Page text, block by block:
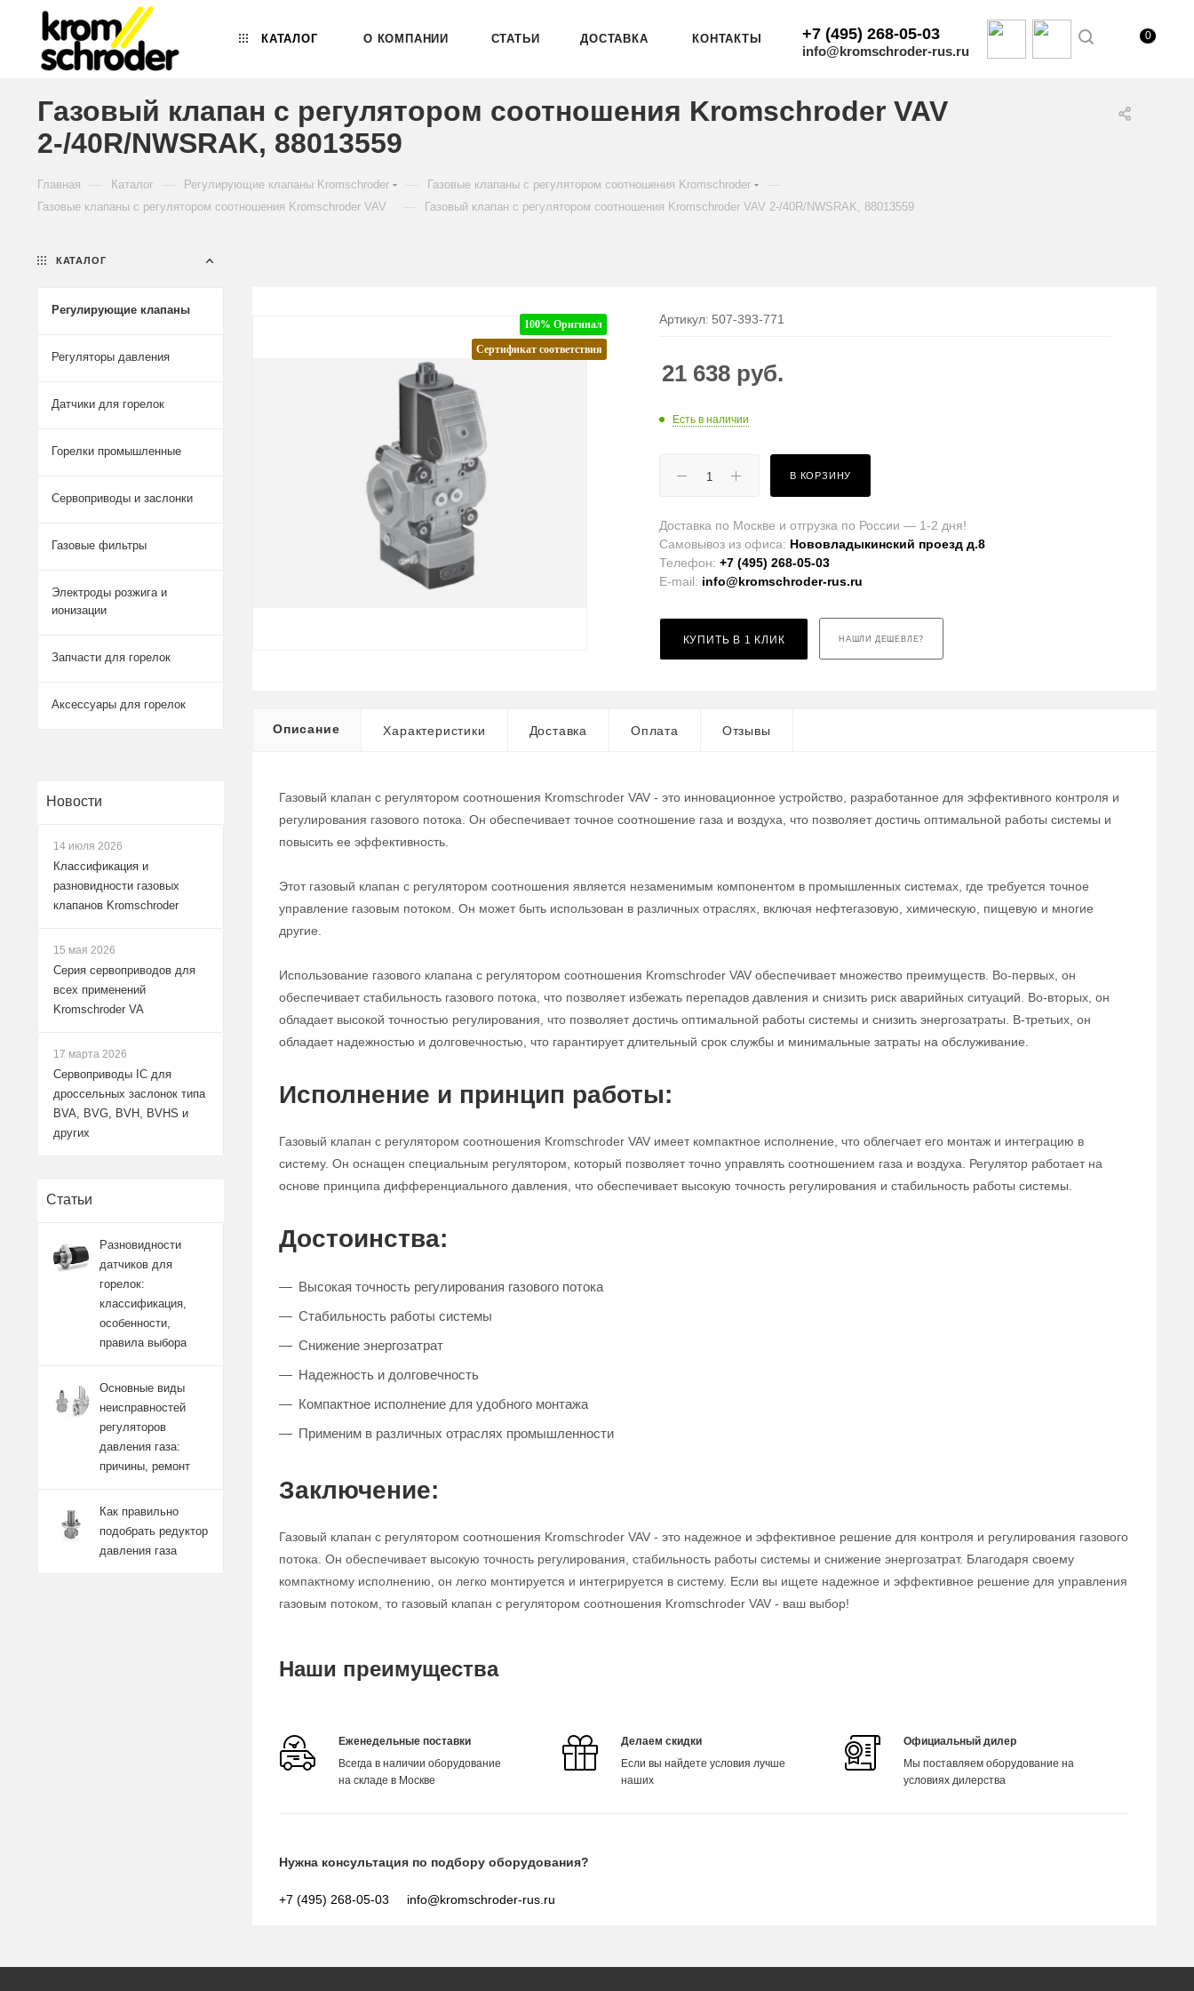
КАТАЛОГ О КОМПАНИИ СТАТЬИ ДОСТАВКА КОНТАКТЫ +7 (495) 268-05-03
info@kromschroder-rus.ru
0
Газовый клапан с регулятором соотношения Kromschroder VAV
2-/40R/NWSRAK, 88013559
Главная Каталог Регулирующие клапаны Kromschroder Газовые клапаны с регулятором соотношения Kromschroder
Газовые клапаны с регулятором соотношения Kromschroder VAV Газовый клапан с регулятором соотношения Kromschroder VAV 2-/40R/NWSRAK, 88013559
100% Оригинал
Сертификат соответствия
Артикул: 507-393-771
21 638 руб.
Есть в наличии
В КОРЗИНУ
Доставка по Москве и отгрузка по России — 1-2 дня!
Самовывоз из офиса: Нововладыкинский проезд д.8
Телефон:+7 (495) 268-05-03
E-mail: info@kromschroder-rus.ru
КУПИТЬ В 1 КЛИК НАШЛИ ДЕШЕВЛЕ?
Описание Характеристики Доставка Оплата Отзывы
Газовый клапан с регулятором соотношения Kromschroder VAV - это инновационное устройство, разработанное для эффективного контроля и
регулирования газового потока. Он обеспечивает точное соотношение газа и воздуха, что позволяет достичь оптимальной работы системы и
повысить ее эффективность.
Этот газовый клапан с регулятором соотношения является незаменимым компонентом в промышленных системах, где требуется точное
управление газовым потоком. Он может быть использован в различных отраслях, включая нефтегазовую, химическую, пищевую и многие
другие.
Использование газового клапана с регулятором соотношения Kromschroder VAV обеспечивает множество преимуществ. Во-первых, он
обеспечивает стабильность газового потока, что позволяет избежать перепадов давления и снизить риск аварийных ситуаций. Во-вторых, он
обладает высокой точностью регулирования, что позволяет достичь оптимальной работы системы и снизить энергозатраты. В-третьих, он
обладает надежностью и долговечностью, что гарантирует длительный срок службы и минимальные затраты на обслуживание.
Исполнение и принцип работы:
Газовый клапан с регулятором соотношения Kromschroder VAV имеет компактное исполнение, что облегчает его монтаж и интеграцию в
систему. Он оснащен специальным регулятором, который позволяет точно управлять соотношением газа и воздуха. Регулятор работает на
основе принципа дифференциального давления, что обеспечивает высокую точность регулирования и стабильность работы системы.
Достоинства:
Высокая точность регулирования газового потока
Стабильность работы системы
Снижение энергозатрат
Надежность и долговечность
Компактное исполнение для удобного монтажа
Применим в различных отраслях промышленности
Заключение:
Газовый клапан с регулятором соотношения Kromschroder VAV - это надежное и эффективное решение для контроля и регулирования газового
потока. Он обеспечивает высокую точность регулирования, стабильность работы системы и снижение энергозатрат. Благодаря своему
компактному исполнению, он легко монтируется и интегрируется в систему. Если вы ищете надежное и эффективное решение для управления
газовым потоком, то газовый клапан с регулятором соотношения Kromschroder VAV - ваш выбор!
Наши преимущества
Еженедельные поставки
Всегда в наличии оборудование
на складе в Москве
Делаем скидки
Если вы найдете условия лучше
наших
Официальный дилер
Мы поставляем оборудование на
условиях дилерства
Нужна консультация по подбору оборудования?
+7 (495) 268-05-03 info@kromschroder-rus.ru
КАТАЛОГ
Регулирующие клапаны
Регуляторы давления
Датчики для горелок
Горелки промышленные
Сервоприводы и заслонки
Газовые фильтры
Электроды розжига и
ионизации
Запчасти для горелок
Аксессуары для горелок
Новости
14 июля 2026
Классификация и
разновидности газовых
клапанов Kromschroder
15 мая 2026
Серия сервоприводов для
всех применений
Kromschroder VA
17 марта 2026
Сервоприводы IC для
дроссельных заслонок типа
BVA, BVG, BVH, BVHS и
других
Статьи
Разновидности
датчиков для
горелок:
классификация,
особенности,
правила выбора
Основные виды
неисправностей
регуляторов
давления газа:
причины, ремонт
Как правильно
подобрать редуктор
давления газа